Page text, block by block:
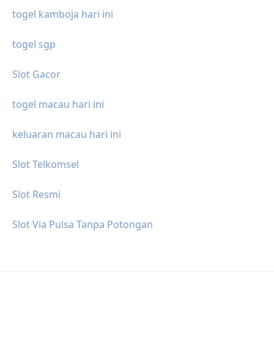
togel kamboja hari ini
togel sgp
Slot Gacor
togel macau hari ini
keluaran macau hari ini
Slot Telkomsel
Slot Resmi
Slot Via Pulsa Tanpa Potongan